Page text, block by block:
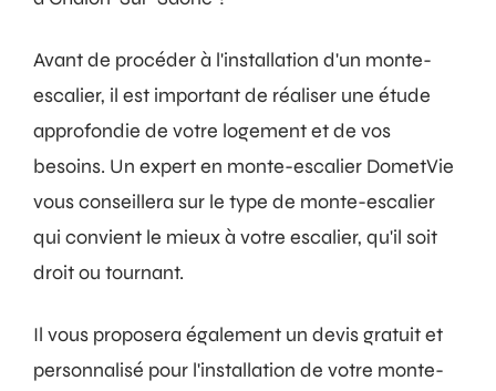
Avant de procéder à l'installation d'un monte-
escalier, il est important de réaliser une étude
approfondie de votre logement et de vos
besoins. Un expert en monte-escalier DometVie
vous conseillera sur le type de monte-escalier
qui convient le mieux à votre escalier, qu'il soit
droit ou tournant.
Il vous proposera également un devis gratuit et
personnalisé pour l'installation de votre monte-